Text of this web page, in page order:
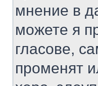
мнение в
можете я
гласове,
променят